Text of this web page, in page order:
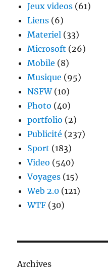
Jeux videos (61)
Liens (6)
Materiel (33)
Microsoft (26)
Mobile (8)
Musique (95)
NSFW(10)
Photo (40)
portfolio (2)
Publicité (237)
Sport (183)
Video (540)
Voyages (15)
Web 2.0 (121)
WTF (30)
Archives